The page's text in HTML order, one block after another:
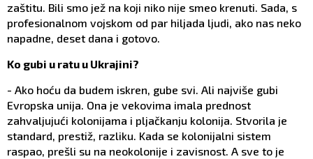
zaštitu. Bili smo jež na koji niko nije smeo krenuti. Sada, s
profesionalnom vojskom od par hiljada ljudi, ako nas neko
napadne, deset dana i gotovo.
Ko gubi u ratu u Ukrajini?
- Ako hoću da budem iskren, gube svi. Ali najviše gubi
Evropska unija. Ona je vekovima imala prednost
zahvaljujući kolonijama i pljačkanju kolonija. Stvorila je
standard, prestiž, razliku. Kada se kolonijalni sistem
raspao, prešli su na neokolonije i zavisnost. A sve to je